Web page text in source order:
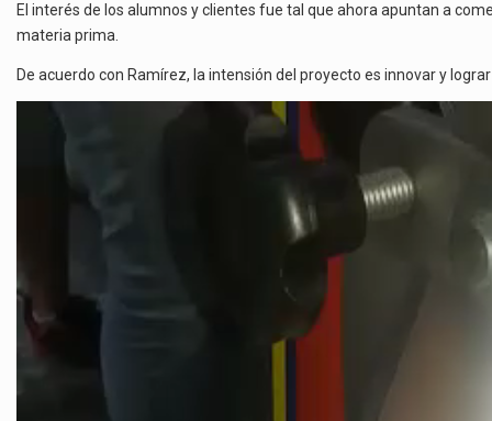
El interés de los alumnos y clientes fue tal que ahora apuntan a
materia prima.
De acuerdo con Ramírez, la intensión del proyecto es innovar y